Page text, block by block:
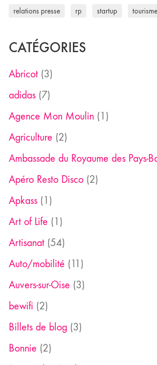
relations presse rp startup tourisme
CATÉGORIES
Abricot (3)
adidas (7)
Agence Mon Moulin (1)
Agriculture (2)
Ambassade du Royaume des Pays-
Apéro Resto Disco (2)
Apkass (1)
Art of Life (1)
Artisanat (54)
Auto/mobilité (11)
Auvers-sur-Oise (3)
bewifi (2)
Billets de blog (3)
Bonnie (2)